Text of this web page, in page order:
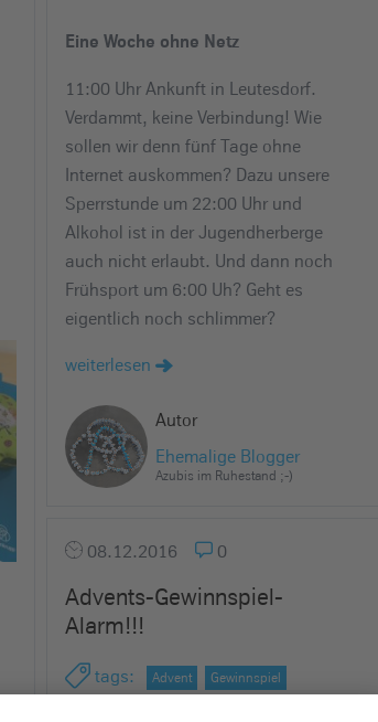
Eine Woche ohne Netz
11:00 Uhr Ankunft in Leutesdorf.
Verdammt, keine Verbindung! Wie
sollen wir denn fünf Tage ohne
Internet auskommen? Dazu unsere
Sperrstunde um 22:00 Uhr und
Alkohol ist in der Jugendherberge
auch nicht erlaubt. Und dann noch
Frühsport um 6:00 Uh? Geht es
eigentlich noch schlimmer?
weiterlesen
Autor
Ehemalige Blogger
Azubis im Ruhestand ;-)
08.12.2016 0
Advents-Gewinnspiel-
Alarm!!!
tags: Advent Gewinnspiel